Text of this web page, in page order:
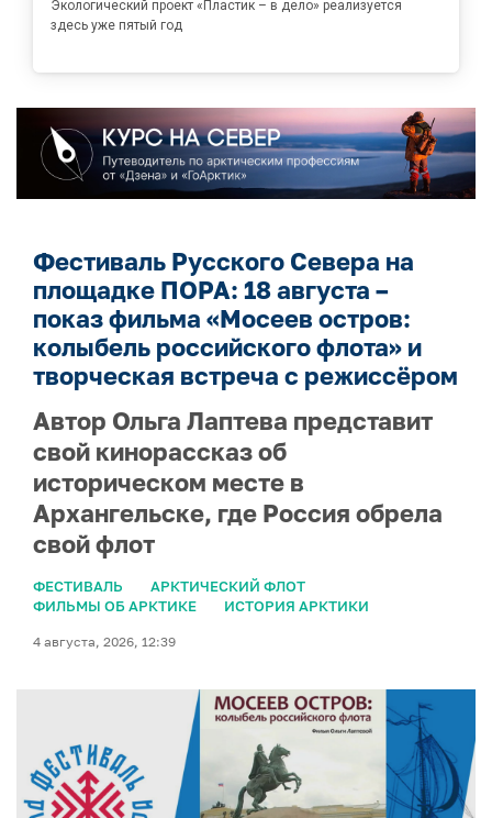
Экологический проект «Пластик – в дело» реализуется
здесь уже пятый год
Фестиваль Русского Севера на
площадке ПОРА: 18 августа –
показ фильма «Мосеев остров:
колыбель российского флота» и
творческая встреча с режиссёром
Автор Ольга Лаптева представит
свой кинорассказ об
историческом месте в
Архангельске, где Россия обрела
свой флот
ФЕСТИВАЛЬ
АРКТИЧЕСКИЙ ФЛОТ
ФИЛЬМЫ ОБ АРКТИКЕ
ИСТОРИЯ АРКТИКИ
4 августа, 2026, 12:39